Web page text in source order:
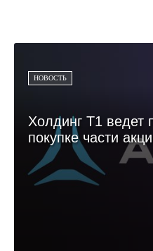
НОВОСТЬ
Холдинг Т1 ведет
покупке части